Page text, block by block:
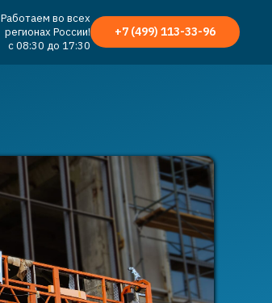
Работаем во всех
регионах России!
с 08:30 до 17:30
+7 (499) 113-33-96